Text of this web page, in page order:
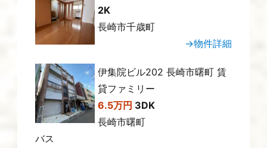
2K
長崎市千歳町
→物件詳細
伊集院ビル202 長崎市曙町 賃
貸ファミリー
6.5万円 3DK
長崎市曙町
バス